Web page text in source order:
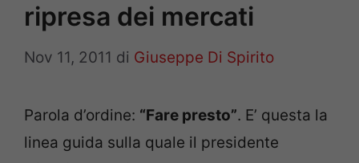
ripresa dei mercati
Nov 11, 2011 di Giuseppe Di Spirito
Parola d’ordine: “Fare presto”. E’ questa la
linea guida sulla quale il presidente